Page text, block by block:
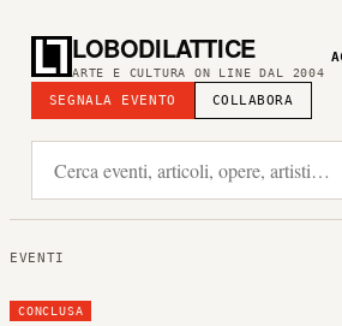
LOBODILATTICE
ARTE E CULTURA ON LINE DAL 2004
SEGNALA EVENTO COLLABORA
EVENTI
CONCLUSA